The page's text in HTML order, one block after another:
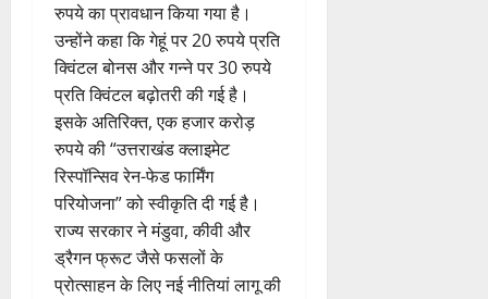
रुपये का प्रावधान किया गया है।
उन्होंने कहा कि गेहूं पर 20 रुपये प्रति
क्विंटल बोनस और गन्ने पर 30 रुपये
प्रति क्विंटल बढ़ोतरी की गई है।
इसके अतिरिक्त, एक हजार करोड़
रुपये की “उत्तराखंड क्लाइमेट
रिस्पॉन्सिव रेन-फेड फार्मिंग
परियोजना” को स्वीकृति दी गई है।
राज्य सरकार ने मंडुवा, कीवी और
ड्रैगन फ्रूट जैसे फसलों के
प्रोत्साहन के लिए नई नीतियां लागू की